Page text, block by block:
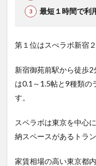
最短１時間で利
第１位はスぺラボ新宿
新宿御苑前駅から徒歩
は0.1～1.5帖と9種類の
す。
スペラボは東京を中心
納スペースがあるトラ
家賃相場の高い東京都